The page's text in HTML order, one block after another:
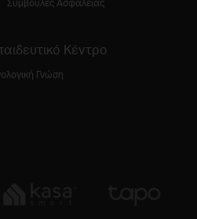
Συμβουλές Ασφάλειας
Κέντρο
Γνώση